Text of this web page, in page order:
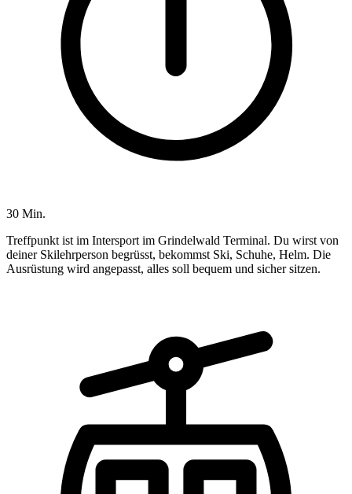
30 Min.
Treffpunkt ist im Intersport im Grindelwald Terminal. Du wirst von
deiner Skilehrperson begrüsst, bekommst Ski, Schuhe, Helm. Die
Ausrüstung wird angepasst, alles soll bequem und sicher sitzen.